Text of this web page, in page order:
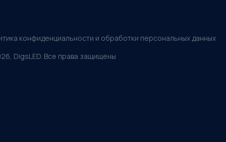
конфиденциальности и обработки персональных данных
, DigsLED. Все права защищены